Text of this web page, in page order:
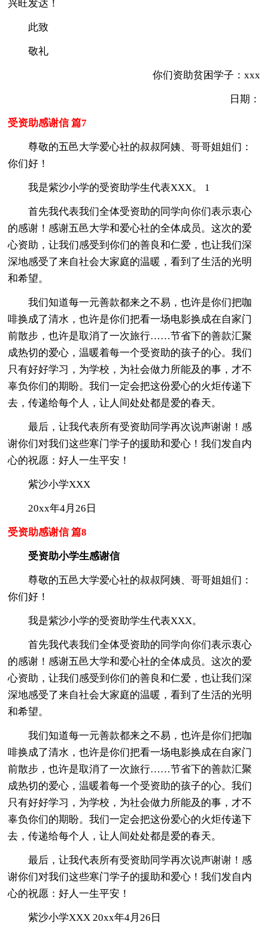
兴旺发达！
此致
敬礼
你们资助贫困学子：xxx
日期：
受资助感谢信 篇7
尊敬的五邑大学爱心社的叔叔阿姨、哥哥姐姐们：
你们好！
我是紫沙小学的受资助学生代表XXX。 1
首先我代表我们全体受资助的同学向你们表示衷心
的感谢！感谢五邑大学和爱心社的全体成员。这次的爱
心资助，让我们感受到你们的善良和仁爱，也让我们深
深地感受了来自社会大家庭的温暖，看到了生活的光明
和希望。
我们知道每一元善款都来之不易，也许是你们把咖
啡换成了清水，也许是你们把看一场电影换成在自家门
前散步，也许是取消了一次旅行……节省下的善款汇聚
成热切的爱心，温暖着每一个受资助的孩子的心。我们
只有好好学习，为学校，为社会做力所能及的事，才不
辜负你们的期盼。我们一定会把这份爱心的火炬传递下
去，传递给每个人，让人间处处都是爱的春天。
最后，让我代表所有受资助同学再次说声谢谢！感
谢你们对我们这些寒门学子的援助和爱心！我们发自内
心的祝愿：好人一生平安！
紫沙小学XXX
20xx年4月26日
受资助感谢信 篇8
受资助小学生感谢信
尊敬的五邑大学爱心社的叔叔阿姨、哥哥姐姐们：
你们好！
我是紫沙小学的受资助学生代表XXX。
首先我代表我们全体受资助的同学向你们表示衷心
的感谢！感谢五邑大学和爱心社的全体成员。这次的爱
心资助，让我们感受到你们的善良和仁爱，也让我们深
深地感受了来自社会大家庭的温暖，看到了生活的光明
和希望。
我们知道每一元善款都来之不易，也许是你们把咖
啡换成了清水，也许是你们把看一场电影换成在自家门
前散步，也许是取消了一次旅行……节省下的善款汇聚
成热切的爱心，温暖着每一个受资助的孩子的心。我们
只有好好学习，为学校，为社会做力所能及的事，才不
辜负你们的期盼。我们一定会把这份爱心的火炬传递下
去，传递给每个人，让人间处处都是爱的春天。
最后，让我代表所有受资助同学再次说声谢谢！感
谢你们对我们这些寒门学子的援助和爱心！我们发自内
心的祝愿：好人一生平安！
紫沙小学XXX 20xx年4月26日